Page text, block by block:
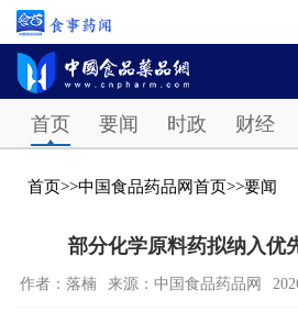
首页 要闻 时政 财经
首页>>中国食品药品网首页>>要闻
部分化学原料药拟纳入优
作者：落楠 来源：中国食品药品网